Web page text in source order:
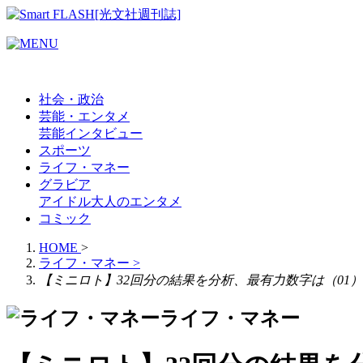
社会・政治
芸能・エンタメ
芸能インタビュー
スポーツ
ライフ・マネー
グラビア
アイドル大人のエンタメ
コミック
HOME >
ライフ・マネー >
【ミニロト】32回分の結果を分析、最有力数字は（01
ライフ・マネー